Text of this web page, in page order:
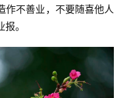
作不善业，不要随喜他人
。